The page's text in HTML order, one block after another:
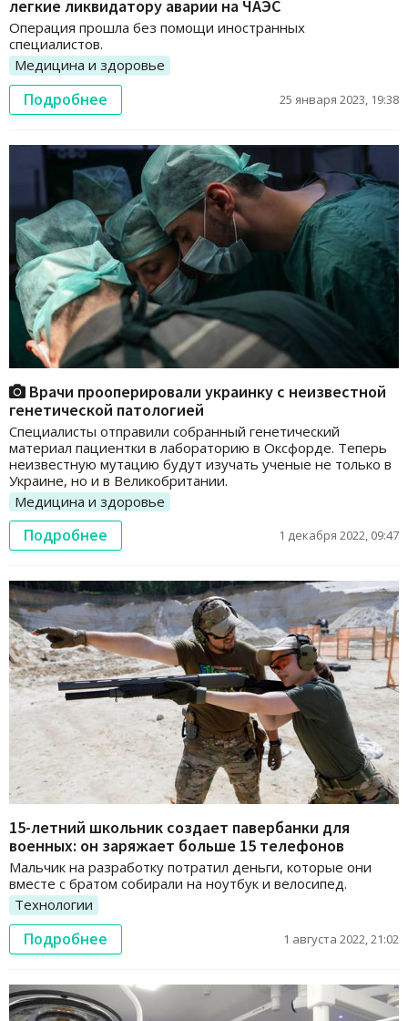
легкие ликвидатору аварии на ЧАЭС
Операция прошла без помощи иностранных
специалистов.
Медицина и здоровье
Подробнее 25 января 2023, 19:38
Врачи прооперировали украинку с неизвестной
генетической патологией
Специалисты отправили собранный генетический
материал пациентки в лабораторию в Оксфорде. Теперь
неизвестную мутацию будут изучать ученые не только в
Украине, но и в Великобритании.
Медицина и здоровье
Подробнее 1 декабря 2022, 09:47
15-летний школьник создает павербанки для
военных: он заряжает больше 15 телефонов
Мальчик на разработку потратил деньги, которые они
вместе с братом собирали на ноутбук и велосипед.
Технологии
Подробнее 1 августа 2022, 21:02